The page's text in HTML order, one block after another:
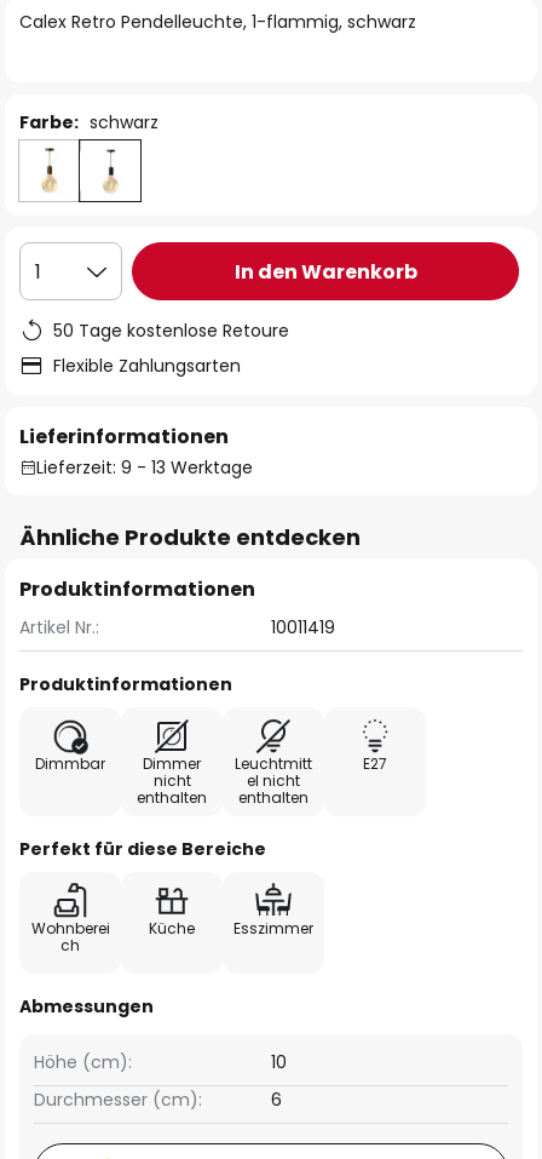
springen
Calex Retro Pendelleuchte, 1-flammig, schwarz
Farbe: schwarz
1 In den Warenkorb
50 Tage kostenlose Retoure
Flexible Zahlungsarten
Lieferinformationen
Lieferzeit: 9 - 13 Werktage
Ähnliche Produkte entdecken
Produktinformationen
Artikel Nr.: 10011419
Produktinformationen
Dimmbar
Dimmer
nicht
enthalten
Leuchtmitt
el nicht
enthalten
E27
Perfekt für diese Bereiche
Wohnberei
ch
Küche Esszimmer
Abmessungen
Höhe (cm):
10
Durchmesser (cm):
6